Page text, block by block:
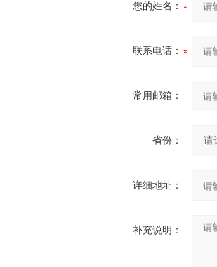
您的姓名：
联系电话：
常用邮箱：
省份：
详细地址：
补充说明：